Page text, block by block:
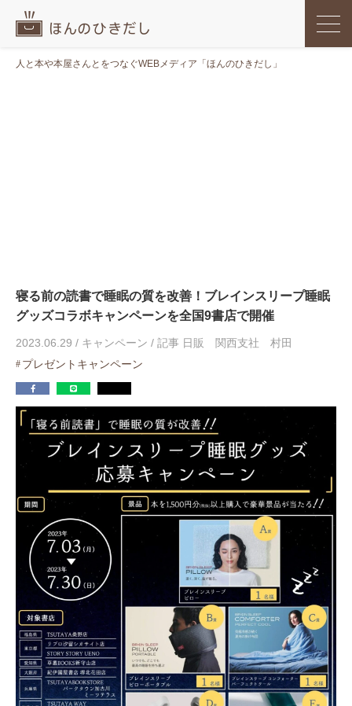
人と本や本屋さんとをつなぐWEBメディア「ほんのひきだし」
寝る前の読書で睡眠の質を改善！ブレインスリープ睡眠
グッズコラボキャンペーンを全国9書店で開催
2023.06.29 / キャンペーン / 記事 日販 関西支社 村田
プレゼントキャンペーン